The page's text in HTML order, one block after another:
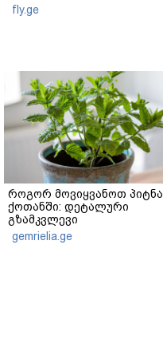
fly.ge
როგორ მოვიყვანოთ პიტნა
ქოთანში: დეტალური
გზამკვლევი
gemrielia.ge